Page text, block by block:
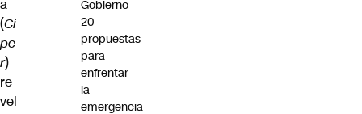
a
(Ci
pe
r)
re
vel
Gobierno
20
propuestas
para
enfrentar
la
emergencia